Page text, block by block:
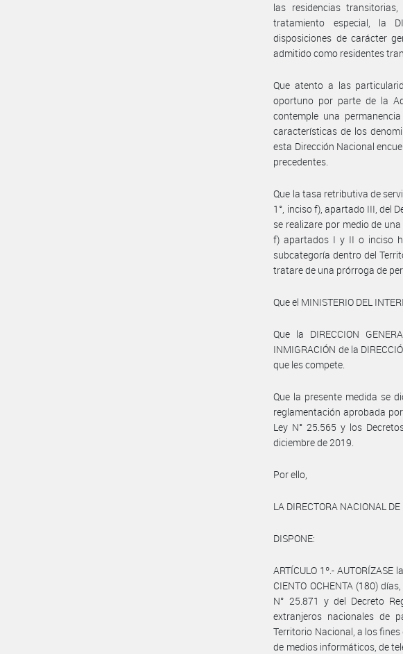
las residencias
tratamiento especial, la
disposiciones de carácter
admitido como residentes
Que atento a las
oportuno por parte de la
contemple una
características de los
esta Dirección Nacional
precedentes.
Que la tasa retributiva de
1°, inciso f), apartado III, del
se realizare por medio de
f) apartados I y II o inciso
subcategoría dentro del
tratare de una prórroga de
Que el MINISTERIO DEL
Que la DIRECCION
INMIGRACIÓN de la
que les compete.
Que la presente medida se
reglamentación aprobada
Ley N° 25.565 y los
diciembre de 2019.
Por ello,
LA DIRECTORA NACIONAL
DISPONE:
ARTÍCULO 1º.-
CIENTO OCHENTA (180)
N° 25.871 y del Decreto
extranjeros nacionales de
Territorio Nacional, a los
de medios informáticos, de